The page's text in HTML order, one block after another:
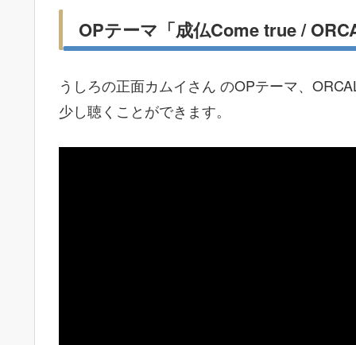
OPテーマ「成仏Come true /
うしろの正面カムイさん のOPテーマ、
少し聴くことができます。